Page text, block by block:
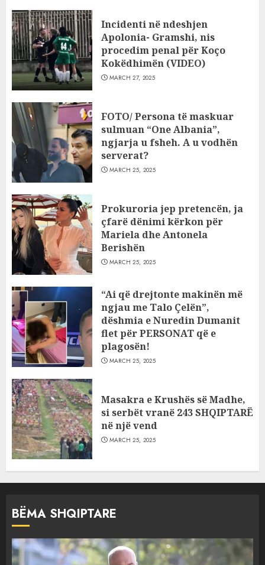
Incidenti në ndeshjen
Apolonia- Gramshi, nis
procedim penal për Koço
Kokëdhimën (VIDEO)
MARCH 27, 2025
FOTO/ Persona të maskuar
sulmuan “One Albania”,
ngjarja u fsheh. A u vodhën
serverat?
MARCH 25, 2025
Prokuroria jep pretencën, ja
çfarë dënimi kërkon për
Mariela dhe Antonela
Berishën
MARCH 25, 2025
“Ai që drejtonte makinën më
ngjau me Talo Çelën”,
dëshmia e Nuredin Dumanit
flet për PERSONAT që e
plagosën!
MARCH 25, 2025
Masakra e Krushës së Madhe,
si serbët vranë 243 SHQIPTARË
në një vend
MARCH 25, 2025
BËMA SHQIPTARE